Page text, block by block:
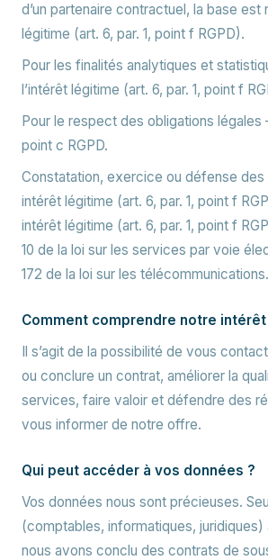
d’un partenaire contractuel, la base est
légitime (art. 6, par. 1, point f RGPD).
Pour les finalités analytiques et
l’intérêt légitime (art. 6, par. 1, point f
Pour le respect des obligations légales
point c RGPD.
Constatation, exercice ou défense des
intérêt légitime (art. 6, par. 1, point f
intérêt légitime (art. 6, par. 1, point f
10 de la loi sur les services par voie
172 de la loi sur les télécommunications.
Comment comprendre notre
Il s’agit de la possibilité de vous
ou conclure un contrat, améliorer la
services, faire valoir et défendre des
vous informer de notre offre.
Qui peut accéder à vos données ?
Vos données nous sont précieuses.
(comptables, informatiques,
nous avons conclu des contrats de